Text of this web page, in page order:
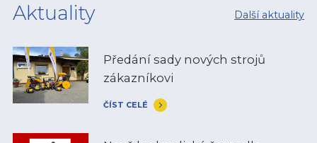
Další aktuality
Aktuality
Předání sady nových strojů
zákazníkovi
ČÍST CELÉ